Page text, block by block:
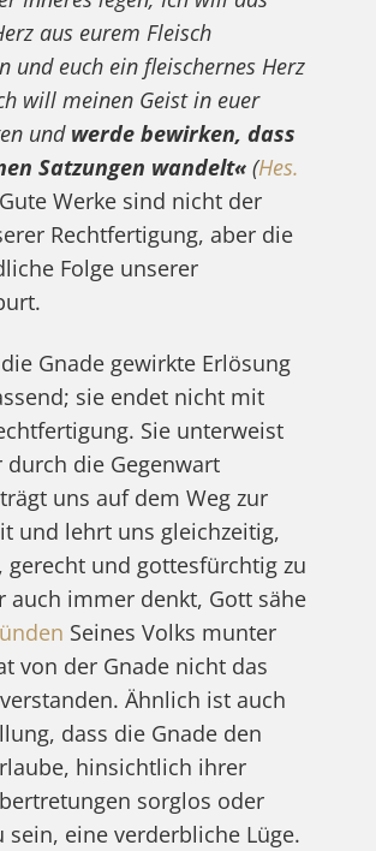
aus eurem Fleisch
und euch ein fleischernes Herz
will meinen Geist in euer
und werde bewirken, dass
Satzungen wandelt« (Hes.
Werke sind nicht der
Rechtfertigung, aber die
Folge unserer
Gnade gewirkte Erlösung
sie endet nicht mit
Sie unterweist
durch die Gegenwart
uns auf dem Weg zur
und lehrt uns gleichzeitig,
gerecht und gottesfürchtig zu
auch immer denkt, Gott sähe
Seines Volks munter
von der Gnade nicht das
Ähnlich ist auch
dass die Gnade den
hinsichtlich ihrer
sorglos oder
sein, eine verderbliche Lüge.